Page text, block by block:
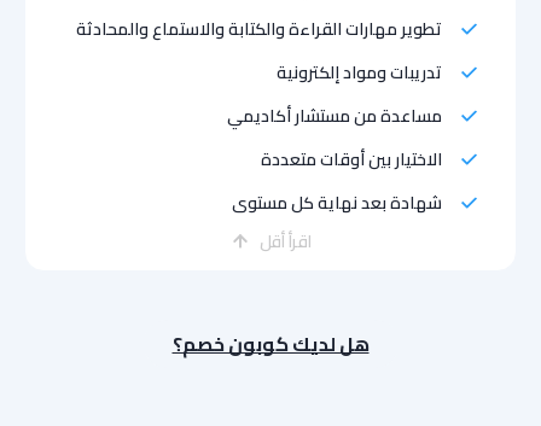
تطوير مهارات القراءة والكتابة والاستماع والمحادثة
تدريبات ومواد إلكترونية
مساعدة من مستشار أكاديمي
الاختيار بين أوقات متعددة
شهادة بعد نهاية كل مستوى
اقرأ أقل
هل لديك كوبون خصم؟